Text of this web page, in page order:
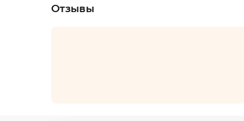
Отзывы